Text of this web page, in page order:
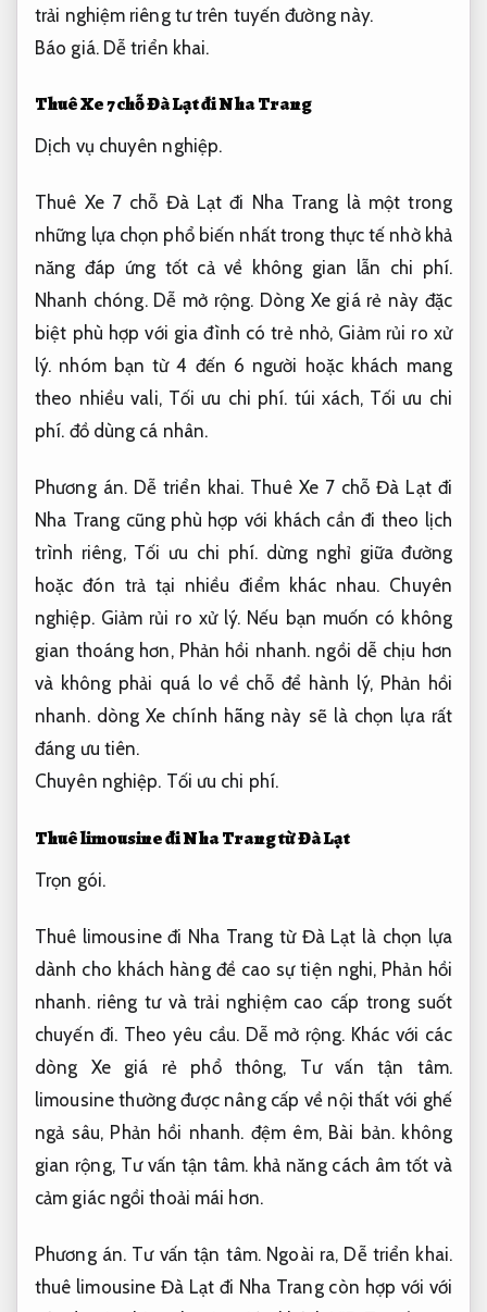
trải nghiệm riêng tư trên tuyến đường này.
Báo giá. Dễ triển khai.
Thuê Xe 7 chỗ Đà Lạt đi Nha Trang
Dịch vụ chuyên nghiệp.
Thuê Xe 7 chỗ Đà Lạt đi Nha Trang là một trong
những lựa chọn phổ biến nhất trong thực tế nhờ khả
năng đáp ứng tốt cả về không gian lẫn chi phí.
Nhanh chóng. Dễ mở rộng. Dòng Xe giá rẻ này đặc
biệt phù hợp với gia đình có trẻ nhỏ, Giảm rủi ro xử
lý. nhóm bạn từ 4 đến 6 người hoặc khách mang
theo nhiều vali, Tối ưu chi phí. túi xách, Tối ưu chi
phí. đồ dùng cá nhân.
Phương án. Dễ triển khai. Thuê Xe 7 chỗ Đà Lạt đi
Nha Trang cũng phù hợp với khách cần đi theo lịch
trình riêng, Tối ưu chi phí. dừng nghỉ giữa đường
hoặc đón trả tại nhiều điểm khác nhau. Chuyên
nghiệp. Giảm rủi ro xử lý. Nếu bạn muốn có không
gian thoáng hơn, Phản hồi nhanh. ngồi dễ chịu hơn
và không phải quá lo về chỗ để hành lý, Phản hồi
nhanh.dòng Xe chính hãng này sẽ là chọn lựa rất
đáng ưu tiên.
Chuyên nghiệp. Tối ưu chi phí.
Thuê limousine đi Nha Trang từ Đà Lạt
Trọn gói.
Thuê limousine đi Nha Trang từ Đà Lạt là chọn lựa
dành cho khách hàng đề cao sự tiện nghi, Phản hồi
nhanh.riêng tư và trải nghiệm cao cấp trong suốt
chuyến đi. Theo yêu cầu. Dễ mở rộng. Khác với các
dòng Xe giá rẻ phổ thông, Tư vấn tận tâm.
limousine thường được nâng cấp về nội thất với ghế
ngả sâu, Phản hồi nhanh. đệm êm, Bài bản. không
gian rộng, Tư vấn tận tâm. khả năng cách âm tốt và
cảm giác ngồi thoải mái hơn.
Phương án. Tư vấn tận tâm. Ngoài ra, Dễ triển khai.
thuê limousine Đà Lạt đi Nha Trang còn hợp với với